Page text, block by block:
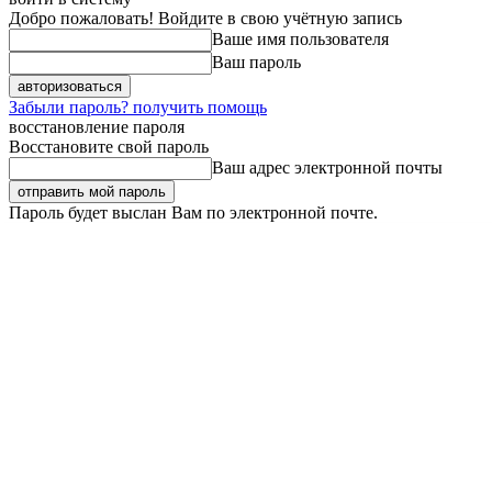
Добро пожаловать! Войдите в свою учётную запись
Ваше имя пользователя
Ваш пароль
Забыли пароль? получить помощь
восстановление пароля
Восстановите свой пароль
Ваш адрес электронной почты
Пароль будет выслан Вам по электронной почте.